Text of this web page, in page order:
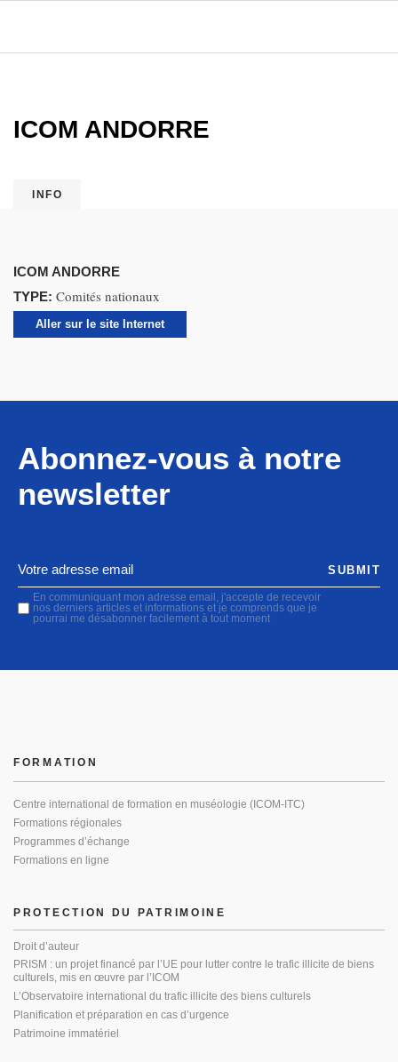
ICOM ANDORRE
INFO
ICOM ANDORRE
TYPE: Comités nationaux
Aller sur le site Internet
Abonnez-vous à notre
newsletter
En communiquant mon adresse email, j'accepte de recevoir
nos derniers articles et informations et je comprends que je
pourrai me désabonner facilement à tout moment
SUBMIT
PROTECTION DU PATRIMOINE
Droit d’auteur
PRISM : un projet financé par l’UE pour lutter contre le trafic illicite de biens
culturels, mis en œuvre par l’ICOM
L’Observatoire international du trafic illicite des biens culturels
Planification et préparation en cas d’urgence
Patrimoine immatériel
FORMATION
Centre international de formation en muséologie (ICOM-ITC)
Formations régionales
Programmes d’échange
Formations en ligne